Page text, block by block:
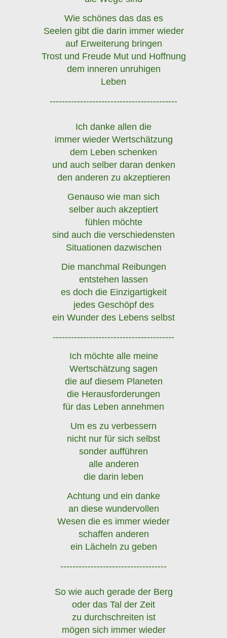
Wie schönes das das es
Seelen gibt die darin immer wieder
auf Erweiterung bringen
Trost und Freude Mut und Hoffnung
dem inneren unruhigen
Leben
------------------------------------------
Ich danke allen die
immer wieder Wertschätzung
dem Leben schenken
und auch selber daran denken
den anderen zu akzeptieren
Genauso wie man sich
selber auch akzeptiert
fühlen möchte
sind auch die verschiedensten
Situationen dazwischen
Die manchmal Reibungen
entstehen lassen
es doch die Einzigartigkeit
jedes Geschöpf des
ein Wunder des Lebens selbst
----------------------------------------
Ich möchte alle meine
Wertschätzung sagen
die auf diesem Planeten
die Herausforderungen
für das Leben annehmen
Um es zu verbessern
nicht nur für sich selbst
sonder aufführen
alle anderen
die darin leben
Achtung und ein danke
an diese wundervollen
Wesen die es immer wieder
schaffen anderen
ein Lächeln zu geben
-----------------------------------
So wie auch gerade der Berg
oder das Tal der Zeit
zu durchschreiten ist
mögen sich immer wieder